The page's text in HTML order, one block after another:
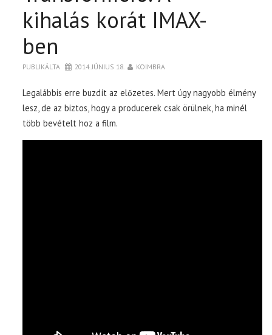
kihalás korát IMAX-
ben
PUBLIKÁLTA 2014. JÚNIUS 18. KOIMBRA
Legalábbis erre buzdít az előzetes. Mert úgy nagyobb élmény
lesz, de az biztos, hogy a producerek csak örülnek, ha minél
több bevételt hoz a film.